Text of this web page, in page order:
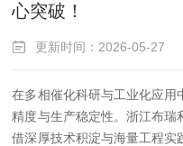
心突破！
更新时间：2026-05-27
在多相催化科研与工业化应用
精度与生产稳定性。浙江布瑞
借深厚技术积淀与海量工程实